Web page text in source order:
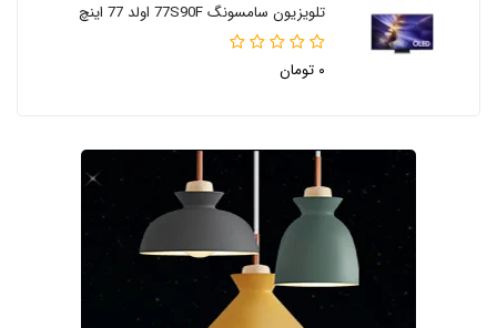
تلویزیون سامسونگ 77S90F اولد 77 اینچ
۰ تومان